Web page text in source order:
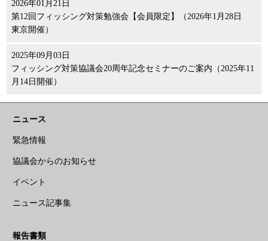
2026年01月21日
第12回フィッシング対策勉強会【会員限定】（2026年1月28日
東京開催）
2025年09月03日
フィッシング対策協議会20周年記念セミナーのご案内（2025年11
月14日開催）
ニュース
緊急情報
協議会からのお知らせ
イベント
ニュース記事集
報告書類